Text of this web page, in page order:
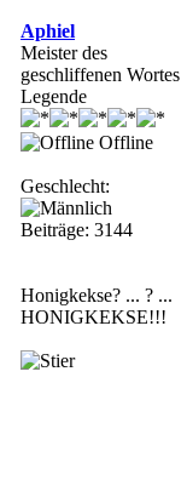
Aphiel
Meister des
geschliffenen Wortes
Legende
Offline
Geschlecht:
Beiträge: 3144
Honigkekse? ... ? ...
HONIGKEKSE!!!